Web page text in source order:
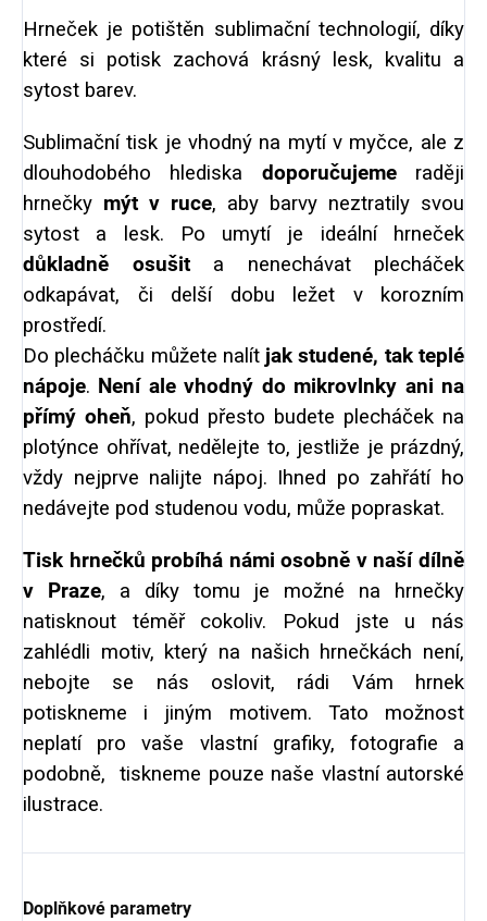
Hrneček je potištěn sublimační technologií, díky
které si potisk zachová krásný lesk, kvalitu a
sytost barev.
Sublimační tisk je vhodný na mytí v myčce, ale z
dlouhodobého hlediska doporučujemeraději
hrnečky mýt v ruce, aby barvy neztratily svou
sytost a lesk. Po umytí je ideální hrneček
důkladně osušita nenechávat plecháček
odkapávat, či delší dobu ležet v korozním
prostředí.
Do plecháčku můžete nalít jak studené, tak teplé
nápoje. Není ale vhodný do mikrovlnky ani na
přímý oheň, pokud přesto budete plecháček na
plotýnce ohřívat, nedělejte to, jestliže je prázdný,
vždy nejprve nalijte nápoj. Ihned po zahřátí ho
nedávejte pod studenou vodu, může popraskat.
Tisk hrnečků probíhá námi osobně v naší dílně
v Praze, a díky tomu je možné na hrnečky
natisknout téměř cokoliv. Pokud jste u nás
zahlédli motiv, který na našich hrnečkách není,
nebojte se nás oslovit, rádi Vám hrnek
potiskneme i jiným motivem. Tato možnost
neplatí pro vaše vlastní grafiky, fotografie a
podobně, tiskneme pouze naše vlastní autorské
ilustrace.
Doplňkové parametry